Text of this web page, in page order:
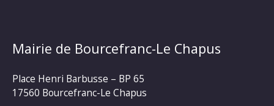
Mairie de Bourcefranc-Le Chapus
Place Henri Barbusse – BP 65
17560 Bourcefranc-Le Chapus